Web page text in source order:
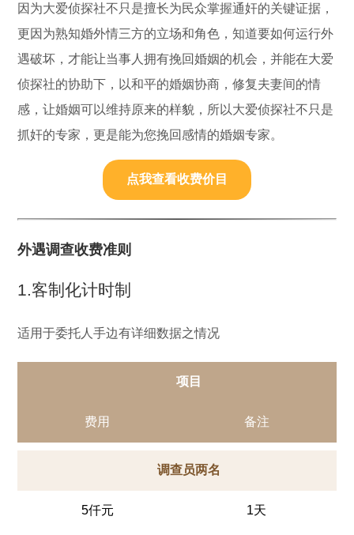
因为大爱侦探社不只是擅长为民众掌握通奸的关键证据，
更因为熟知婚外情三方的立场和角色，知道要如何运行外
遇破坏，才能让当事人拥有挽回婚姻的机会，并能在大爱
侦探社的协助下，以和平的婚姻协商，修复夫妻间的情
感，让婚姻可以维持原来的样貌，所以大爱侦探社不只是
抓奸的专家，更是能为您挽回感情的婚姻专家。
点我查看收费价目
外遇调查收费准则
1.客制化计时制
适用于委托人手边有详细数据之情况
项目
费用 备注
调查员两名
5仟元 1天